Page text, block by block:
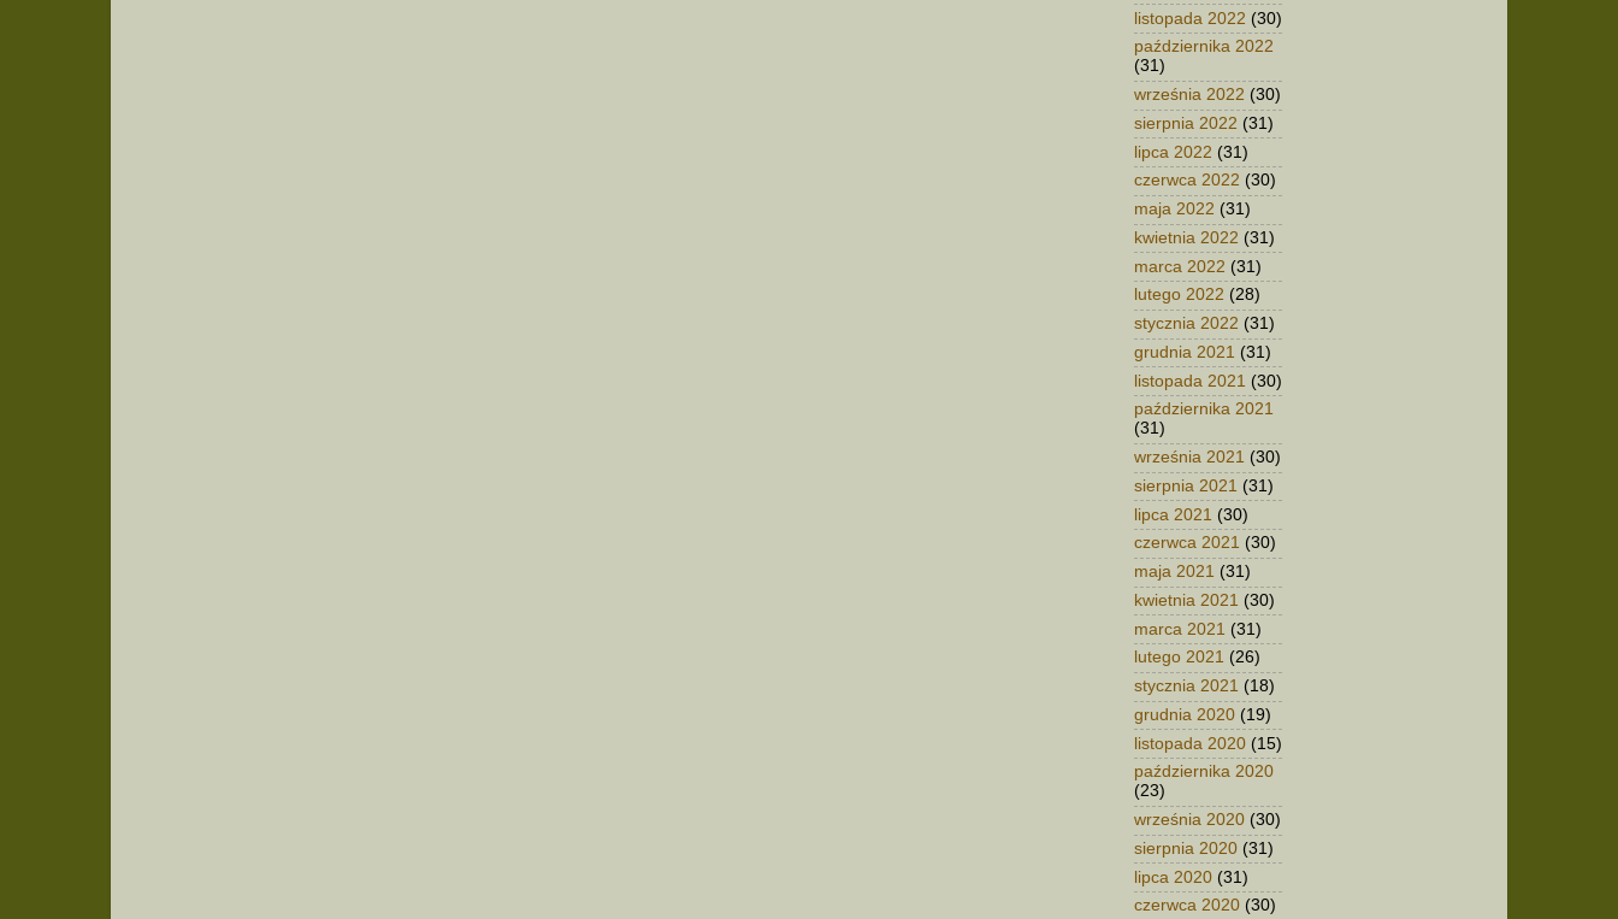
listopada 2022 (30)
października 2022
(31)
września 2022 (30)
sierpnia 2022 (31)
lipca 2022 (31)
czerwca 2022 (30)
maja 2022 (31)
kwietnia 2022 (31)
marca 2022 (31)
lutego 2022 (28)
stycznia 2022 (31)
grudnia 2021 (31)
listopada 2021 (30)
października 2021
(31)
września 2021 (30)
sierpnia 2021 (31)
lipca 2021 (30)
czerwca 2021 (30)
maja 2021 (31)
kwietnia 2021 (30)
marca 2021 (31)
lutego 2021 (26)
stycznia 2021 (18)
grudnia 2020 (19)
listopada 2020 (15)
października 2020
(23)
września 2020 (30)
sierpnia 2020 (31)
lipca 2020 (31)
czerwca 2020 (30)